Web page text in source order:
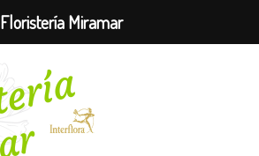
Floristería Miramar